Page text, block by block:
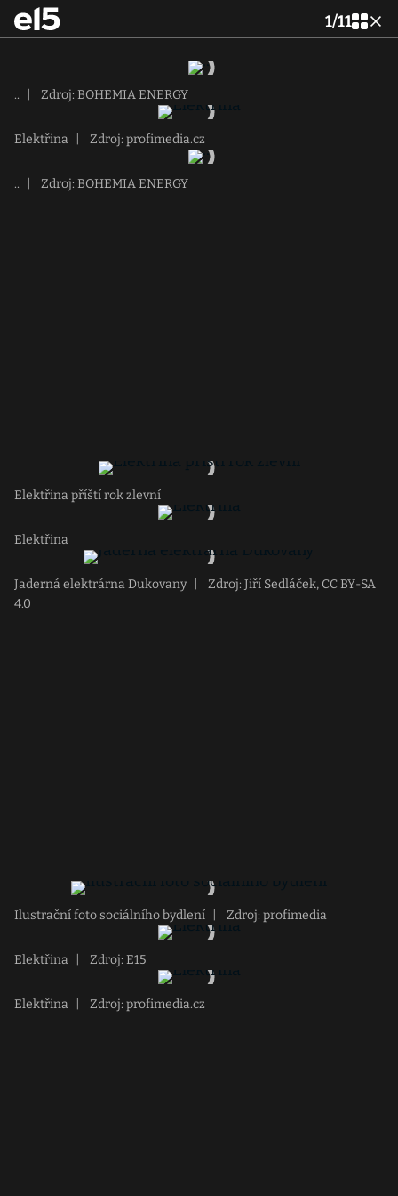
1/11
.. Zdroj: BOHEMIA ENERGY
Elektřina Zdroj: profimedia.cz
.. Zdroj: BOHEMIA ENERGY
Elektřina příští rok zlevní
Elektřina
Jaderná elektrárna Dukovany
Zdroj: Jiří Sedláček, CC BY-SA
4.0
Ilustrační foto sociálního bydlení Zdroj: profimedia
Elektřina Zdroj: E15
Elektřina Zdroj: profimedia.cz